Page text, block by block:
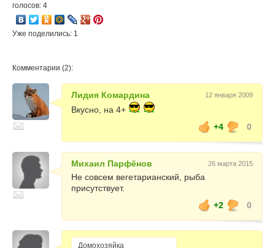
голосов: 4
Уже поделились: 1
Комментарии (2):
Лидия Комардина 12 января 2009
Вкусно, на 4+
+4
0
Михаил Парфёнов 26 марта 2015
Не совсем вегетарианский, рыба
присутствует.
+2
0